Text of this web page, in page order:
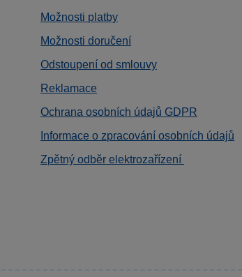
Možnosti platby
Možnosti doručení
Odstoupení od smlouvy
Reklamace
Ochrana osobních údajů GDPR
Informace o zpracování osobních údajů
Zpětný odběr elektrozařízení